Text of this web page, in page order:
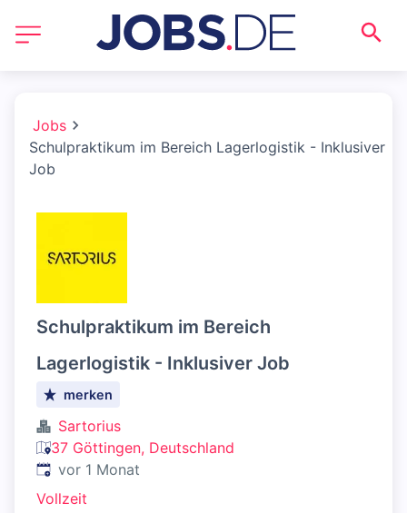
Jobs
Schulpraktikum im Bereich Lagerlogistik - Inklusiver
Job
Schulpraktikum im Bereich
Lagerlogistik - Inklusiver Job
merken
Sartorius
37 Göttingen, Deutschland
Veröffentlicht:
vor 1 Monat
Vollzeit